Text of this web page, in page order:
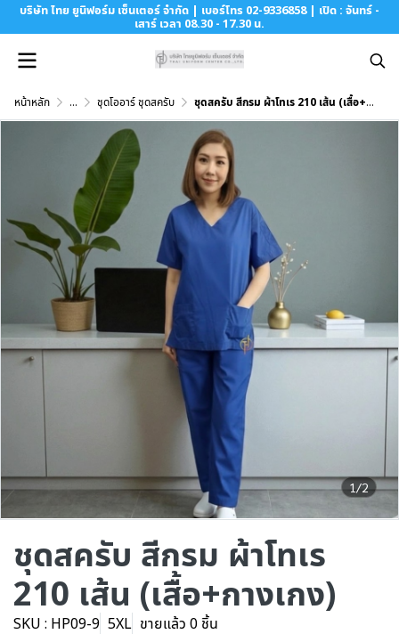
บริษัท ไทย ยูนิฟอร์ม เซ็นเตอร์ จำกัด | เบอร์โทร 02-9336858 | เปิด : จันทร์ -
เสาร์ เวลา 08.30 - 17.30 น.
หน้าหลัก ... ชุดโออาร์ ชุดสครับ ชุดสครับ สีกรม ผ้าโทเร 210 เส้น (เสื้อ+กางเกง)
1/2
ชุดสครับ สีกรม ผ้าโทเร
210 เส้น (เสื้อ+กางเกง)
SKU : HP09-9 5XL ขายแล้ว 0 ชิ้น